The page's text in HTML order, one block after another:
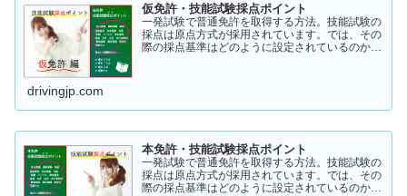
仮免許・技能試験採点ポイント
一発試験で普通免許を取得する方法。技能試験の
採点は原点方式が採用されています。では、その
際の採点基準はどのように設定されているのかご
drivingjp.com
本免許・技能試験採点ポイント
一発試験で普通免許を取得する方法。技能試験の
採点は原点方式が採用されています。では、その
際の採点基準はどのように設定されているのかご